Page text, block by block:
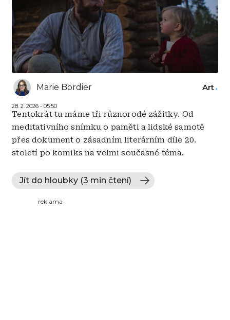
Marie Bordier
28. 2. 2026 - 05:50
Art
Tentokrát tu máme tři různorodé zážitky. Od
meditativního snímku o paměti a lidské samotě
přes dokument o zásadním literárním díle 20.
století po komiks na velmi současné téma.
Jít do hloubky (3 min čtení)
reklama